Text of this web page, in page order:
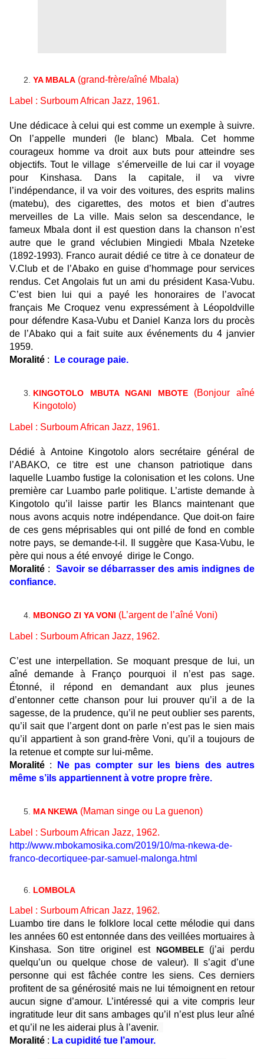
YA MBALA (grand-frère/aîné Mbala)
Label : Surboum African Jazz, 1961.
Une dédicace à celui qui est comme un exemple à suivre.
On l’appelle munderi (le blanc) Mbala. Cet homme
courageux homme va droit aux buts pour atteindre ses
objectifs. Tout le village s’émerveille de lui car il voyage
pour Kinshasa. Dans la capitale, il va vivre
l’indépendance, il va voir des voitures, des esprits malins
(matebu), des cigarettes, des motos et bien d’autres
merveilles de La ville. Mais selon sa descendance, le
fameux Mbala dont il est question dans la chanson n’est
autre que le grand véclubien Mingiedi Mbala Nzeteke
(1892-1993). Franco aurait dédié ce titre à ce donateur de
V.Club et de l’Abako en guise d’hommage pour services
rendus. Cet Angolais fut un ami du président Kasa-Vubu.
C’est bien lui qui a payé les honoraires de l’avocat
français Me Croquez venu expressément à Léopoldville
pour défendre Kasa-Vubu et Daniel Kanza lors du procès
de l’Abako qui a fait suite aux événements du 4 janvier
1959.
Moralité : Le courage paie.
KINGOTOLO MBUTA NGANI MBOTE(Bonjour aîné
Kingotolo)
Label : Surboum African Jazz, 1961.
Dédié à Antoine Kingotolo alors secrétaire général de
l’ABAKO, ce titre est une chanson patriotique dans
laquelle Luambo fustige la colonisation et les colons. Une
première car Luambo parle politique. L’artiste demande à
Kingotolo qu’il laisse partir les Blancsmaintenant que
nous avons acquis notre indépendance. Que doit-on faire
de ces gens méprisables qui ont pillé de fond en comble
notre pays, se demande-t-il. Il suggère que Kasa-Vubu, le
père qui nous a été envoyé dirige le Congo.
Moralité : Savoir se débarrasser des amis indignes de
confiance.
MBONGO ZI YA VONI (L’argent de l’aîné Voni)
Label : Surboum African Jazz, 1962.
C’est une interpellation. Se moquant presque de lui, un
aîné demande à Franço pourquoi il n’est pas sage.
Étonné, il répond en demandant aux plus jeunes
d’entonner cette chanson pour lui prouver qu’il a de la
sagesse, de la prudence, qu’il ne peut oublier ses parents,
qu’il sait que l’argent dont on parle n’est pas le sien mais
qu’il appartient à son grand-frère Voni, qu’il a toujours de
la retenue et compte sur lui-même.
Moralité : Ne pas compter sur les biens des autres
même s’ils appartiennent à votre propre frère.
MA NKEWA (Maman singe ou La guenon)
Label : Surboum African Jazz, 1962.
http://www.mbokamosika.com/2019/10/ma-nkewa-de-
franco-decortiquee-par-samuel-malonga.html
LOMBOLA
Label : Surboum African Jazz, 1962.
Luambo tire dans le folklore local cette mélodie qui dans
les années 60 est entonnée dans des veillées mortuaires à
Kinshasa. Son titre originel est
NGOMBELE (j’ai perdu
quelqu’un ou quelque chose de valeur). Il s’agit d’une
personne qui est fâchée contre les siens. Ces derniers
profitent de sa générosité mais ne lui témoignent en retour
aucun signe d’amour. L’intéressé qui a vite compris leur
ingratitude leur dit sans ambages qu’il n’est plus leur aîné
et qu’il ne les aiderai plus à l’avenir.
Moralité : La cupidité tue l’amour.